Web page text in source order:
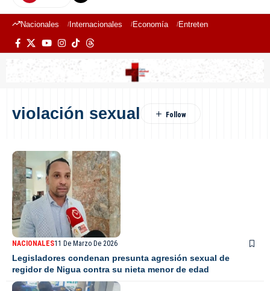
Nacionales Internacionales Economía Entretenimiento
violación sexual
NACIONALES11 De Marzo De 2026
Legisladores condenan presunta agresión sexual de
regidor de Nigua contra su nieta menor de edad